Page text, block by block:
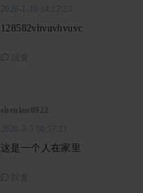
2026-1-10 14:12:23
128582vhvuvhvuvc
shenlan0922
2026-2-5 00:57:13
这是一个人在家里